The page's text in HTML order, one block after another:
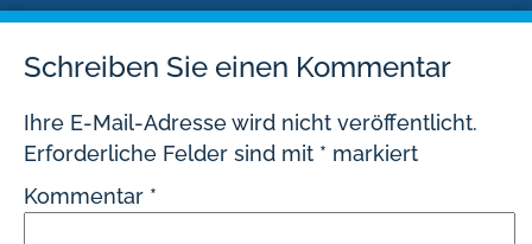
Schreiben Sie einen Kommentar
Ihre E-Mail-Adresse wird nicht veröffentlicht.
Erforderliche Felder sind mit * markiert
Kommentar *